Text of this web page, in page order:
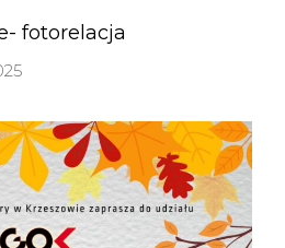
fotorelacja